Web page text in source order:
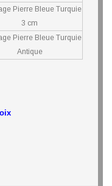
Pierre Bleue Turquie
3 cm
Pierre Bleue Turquie
Antique